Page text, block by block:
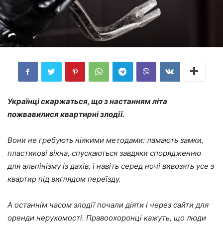
Українці скаржаться, що з настанням літа
пожвавилися квартирні злодії.
Вони не гребують ніякими методами: ламають замки,
пластикові вікна, спускаються завдяки спорядженню
для альпінізму із дахів, і навіть серед ночі вивозять усе з
квартир під виглядом переїзду.
А останнім часом злодії почали діяти і через сайти для
оренди нерухомості. Правоохоронці кажуть, що люди